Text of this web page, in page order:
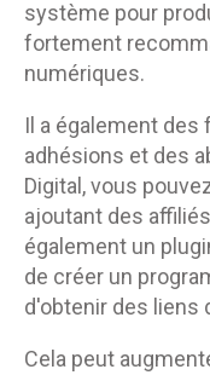
système pour
fortement
numériques.
Il a également
adhésions et des
Digital, vous
ajoutant des
également un
de créer un
d'obtenir des liens
Cela peut